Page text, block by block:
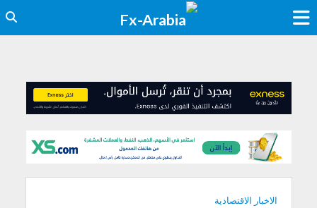
الاخبار الاقتصادية